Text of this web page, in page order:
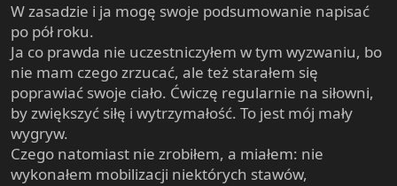
W zasadzie i ja mogę swoje podsumowanie napisać
po pół roku.
Ja co prawda nie uczestniczyłem w tym wyzwaniu, bo
nie mam czego zrzucać, ale też starałem się
poprawiać swoje ciało. Ćwiczę regularnie na siłowni,
by zwiększyć siłę i wytrzymałość. To jest mój mały
wygryw.
Czego natomiast nie zrobiłem, a miałem: nie
wykonałem mobilizacji niektórych stawów,